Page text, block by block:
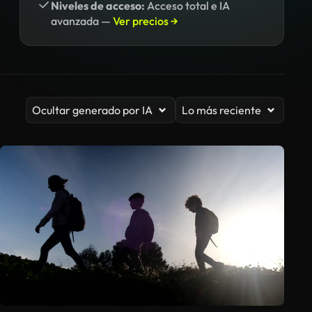
Niveles de acceso: Acceso total e IA
avanzada — Ver precios →
Ocultar generado por IA Lo más reciente